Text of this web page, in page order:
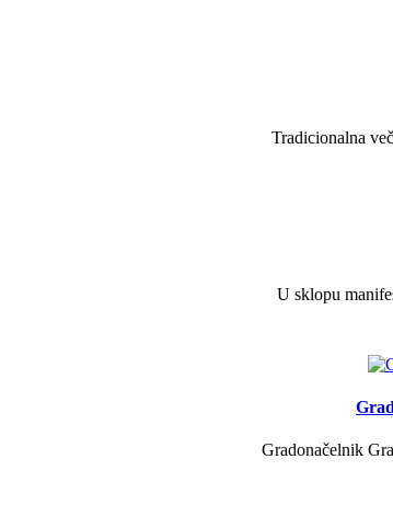
Tradicionalna
U sklopu
Gradonačelnik